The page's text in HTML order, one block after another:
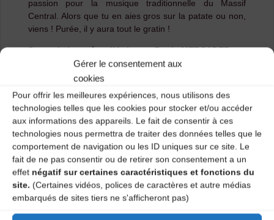
Gérer le consentement aux
cookies
Pour offrir les meilleures expériences, nous utilisons des
technologies telles que les cookies pour stocker et/ou accéder
aux informations des appareils. Le fait de consentir à ces
technologies nous permettra de traiter des données telles que le
comportement de navigation ou les ID uniques sur ce site. Le
fait de ne pas consentir ou de retirer son consentement a un
effet négatif sur certaines caractéristiques et fonctions du
site. (Certaines vidéos, polices de caractères et autre médias
embarqués de sites tiers ne s'afficheront pas)
passion pour la musique traditionnelle du Massif
Central. Alors que tu en aies gros sur la patate ou non,
viens ! Purée, il y aura tout le gratin !
Stage de bourrées d’Aubrac – Denis MERCADER
l’enseignement, il s’est spécialisé dans le répertoire des
bourrées à trois temps du Massif Central avec une
préférence pour le style dansé en Aubrac qui sera au
cœur de ce stage.
Pour l’atelier accessible aux débutants, l’appropriation
des pas et déplacements sera menée en même temps
que la découverte des différentes formes de bourrées. Il
est préférable de ne pas être débutant dans la pratique
de la danse traditionnelle.
Pour l’atelier de niveau avancé, la personnalisation